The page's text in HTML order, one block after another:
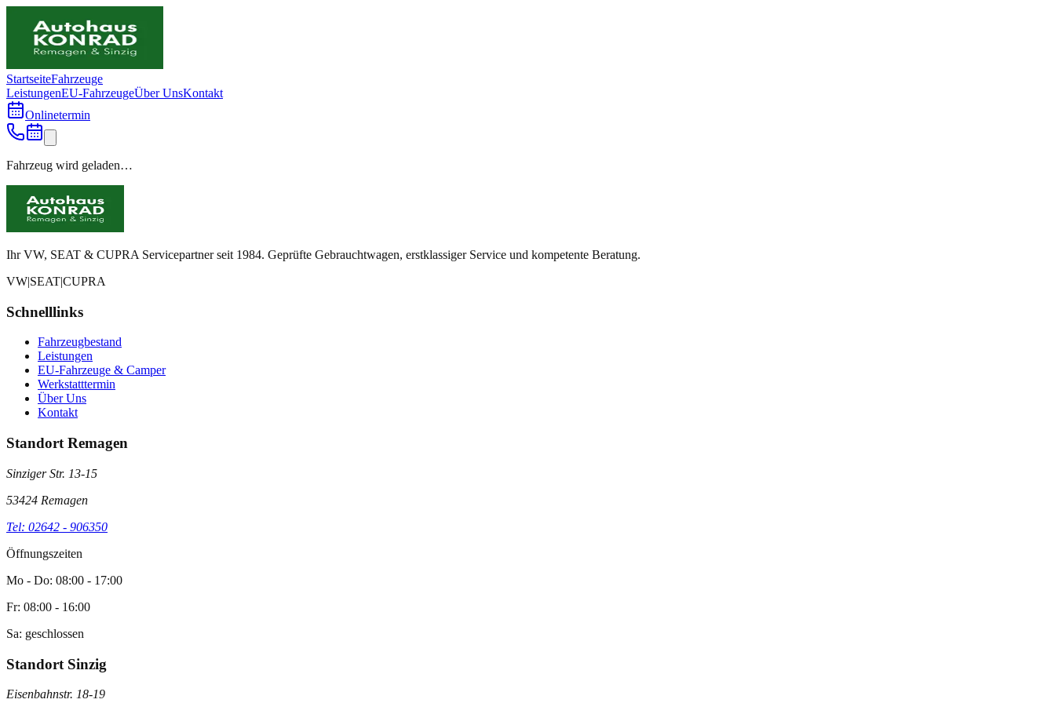
StartseiteFahrzeuge
LeistungenEU-FahrzeugeÜber UnsKontakt
Onlinetermin
Fahrzeug wird geladen…
Ihr VW, SEAT & CUPRA Servicepartner seit 1984. Geprüfte Gebrauchtwagen, erstklassiger Service und kompetente Beratung.
VW|SEAT|CUPRA
Schnelllinks
Fahrzeugbestand
Leistungen
EU-Fahrzeuge & Camper
Werkstatttermin
Über Uns
Kontakt
Standort Remagen
Sinziger Str. 13-15
53424 Remagen
Tel: 02642 - 906350
Öffnungszeiten
Mo - Do: 08:00 - 17:00
Fr: 08:00 - 16:00
Sa: geschlossen
Standort Sinzig
Eisenbahnstr. 18-19